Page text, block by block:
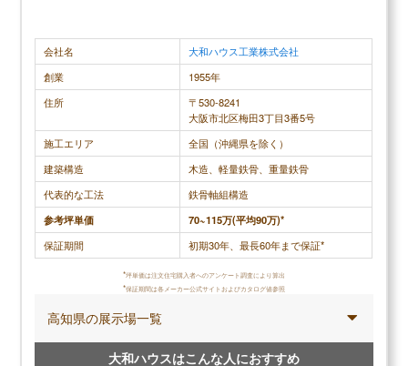
一建設公式
カタログ請求する
無料+3分で完了
【LIFULL公式】
カタログを一括で取り寄せる
カタログ請求が理想の家づくりの第一歩
家のイメージづくりから始めよう
一建設の読まれている記事
▶一建設の坪単価はいくら？建てた人に聞きました
一建設で建てて後悔した点、良かった点は？
会社名
大和ハウス工業株式会社
創業
1955年
住所
〒530-8241
大阪市北区梅田3丁目3番5号
施工エリア
全国（沖縄県を除く）
建築構造
木造、軽量鉄骨、重量鉄骨
代表的な工法
鉄骨軸組構造
参考坪単価
70~115万(平均90万)*
保証期間
初期30年、最長60年まで保証*
*坪単価は注文住宅購入者へのアンケート調査により算出
*保証期間は各メーカー公式サイトおよびカタログ値参照
高知県の展示場一覧
大和ハウスはこんな人におすすめ